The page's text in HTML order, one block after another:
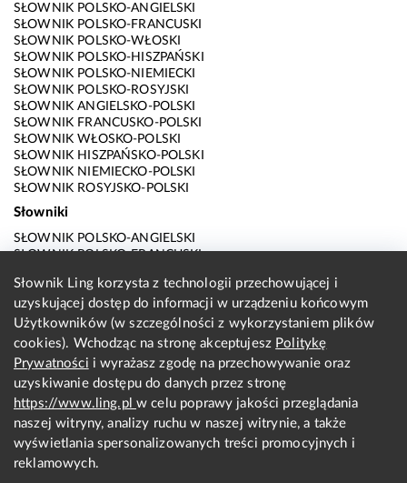
SŁOWNIK POLSKO-ANGIELSKI
SŁOWNIK POLSKO-FRANCUSKI
SŁOWNIK POLSKO-WŁOSKI
SŁOWNIK POLSKO-HISZPAŃSKI
SŁOWNIK POLSKO-NIEMIECKI
SŁOWNIK POLSKO-ROSYJSKI
SŁOWNIK ANGIELSKO-POLSKI
SŁOWNIK FRANCUSKO-POLSKI
SŁOWNIK WŁOSKO-POLSKI
SŁOWNIK HISZPAŃSKO-POLSKI
SŁOWNIK NIEMIECKO-POLSKI
SŁOWNIK ROSYJSKO-POLSKI
Słowniki
SŁOWNIK POLSKO-ANGIELSKI
SŁOWNIK POLSKO-FRANCUSKI
SŁOWNIK POLSKO-HISZPAŃSKI
SŁOWNIK POLSKO-NIEMIECKI
SŁOWNIK POLSKO-ROSYJSKI
SŁOWNIK ANGIELSKO-POLSKI
SŁOWNIK FRANCUSKO-POLSKI
SŁOWNIK WŁOSKO-POLSKI
SŁOWNIK HISZPAŃSKO-POLSKI
SŁOWNIK NIEMIECKO-POLSKI
SŁOWNIK ROSYJSKO-POLSKI
O nas
KONTAKT Z REDAKCJĄ
Słownik Ling korzysta z technologii przechowującej i
uzyskującej dostęp do informacji w urządzeniu końcowym
Użytkowników (w szczególności z wykorzystaniem plików
cookies). Wchodząc na stronę akceptujesz Politykę
Prywatności i wyrażasz zgodę na przechowywanie oraz
uzyskiwanie dostępu do danych przez stronę
https://www.ling.plw celu poprawy jakości przeglądania
naszej witryny, analizy ruchu w naszej witrynie, a także
wyświetlania spersonalizowanych treści promocyjnych i
reklamowych.